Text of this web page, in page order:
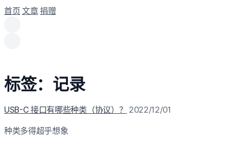
首页 文章捐赠
标签：记录
USB-C 接口有哪些种类（协议）？ 2022/12/01
种类多得超乎想象